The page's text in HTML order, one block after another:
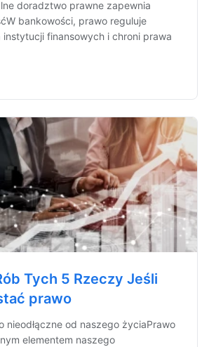
doradztwo prawne zapewnia
bankowości, prawo reguluje
instytucji finansowych i chroni prawa
Tych 5 Rzeczy Jeśli
prawo
nieodłączne od naszego życiaPrawo
elementem naszego